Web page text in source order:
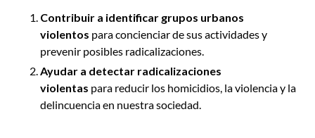
Contribuir a identificar grupos urbanos
violentos para concienciar de sus actividades y
prevenir posibles radicalizaciones.
Ayudar a detectar radicalizaciones
violentas para reducir los homicidios, la violencia y la
delincuencia en nuestra sociedad.